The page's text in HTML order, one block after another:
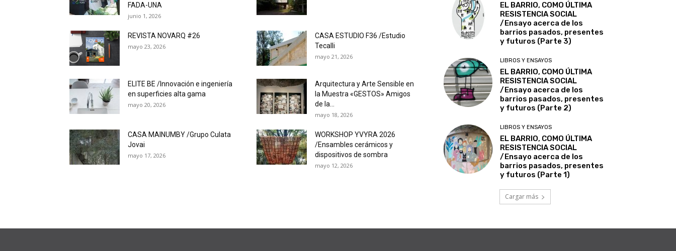
FADA-UNA
junio 1, 2026
REVISTA NOVARQ #26
mayo 23, 2026
CASA ESTUDIO F36 /Estudio
Tecalli
mayo 21, 2026
ELITE BE /Innovación e ingeniería
en superficies alta gama
mayo 20, 2026
Arquitectura y Arte Sensible en
la Muestra «GESTOS» Amigos
de la...
mayo 18, 2026
CASA MAINUMBY /Grupo Culata
Jovai
mayo 17, 2026
WORKSHOP YVYRA 2026
/Ensambles cerámicos y
dispositivos de sombra
mayo 12, 2026
EL BARRIO, COMO ÚLTIMA
RESISTENCIA SOCIAL
/Ensayo acerca de los
barrios pasados, presentes
y futuros (Parte 3)
LIBROS Y ENSAYOS
EL BARRIO, COMO ÚLTIMA
RESISTENCIA SOCIAL
/Ensayo acerca de los
barrios pasados, presentes
y futuros (Parte 2)
LIBROS Y ENSAYOS
EL BARRIO, COMO ÚLTIMA
RESISTENCIA SOCIAL
/Ensayo acerca de los
barrios pasados, presentes
y futuros (Parte 1)
Cargar más